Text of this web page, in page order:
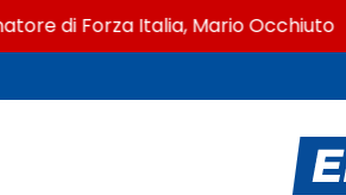
Forza Italia, Mario Occhiuto